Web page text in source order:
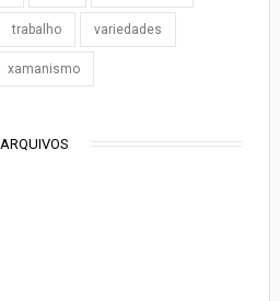
trabalho variedades
xamanismo
ARQUIVOS